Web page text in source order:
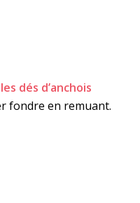
dés d’anchois
fondre en remuant.